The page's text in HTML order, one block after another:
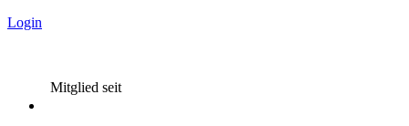
Login
Mitglied seit